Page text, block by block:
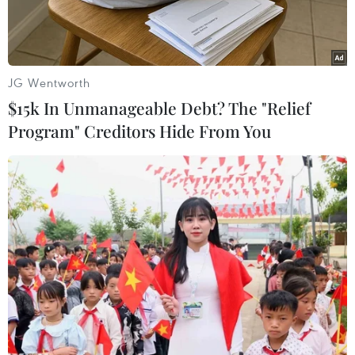
Ông Trần Quốc Vượng, Ủy viên Bộ Chính trị, Thường trực Ban Bí
thư phát biểu chỉ đạo Hội nghị Tổng kết công tác tuyên giáo
năm 2018. (Ảnh: Phương Hoa/TTXVN)
Tại Hội nghị toàn quốc Tổng kết công tác tuyên
giáo năm 2018, triển khai nhiệm vụ năm 2019
JG Wentworth
$15k In Unmanageable Debt? The "Relief
Program" Creditors Hide From You